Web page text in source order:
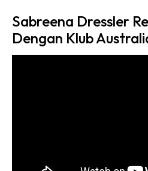
Sabreena Dressler
Dengan Klub